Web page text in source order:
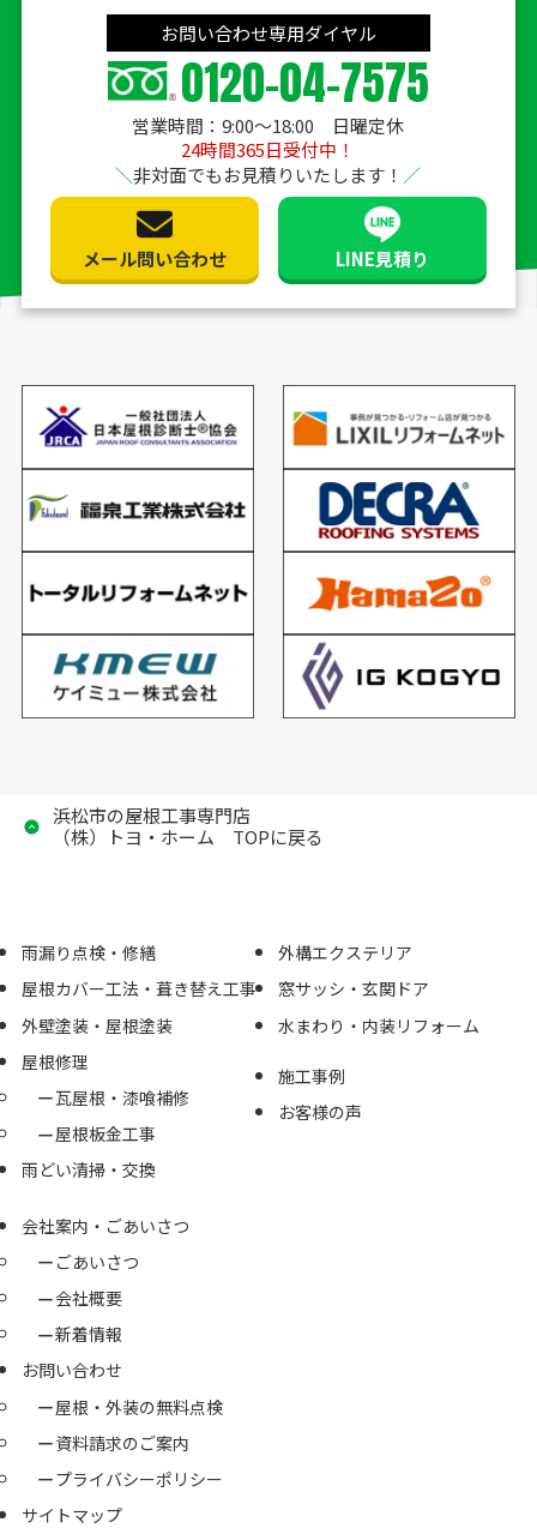
お問い合わせ専用ダイヤル
0120-04-7575
営業時間：9:00〜18:00 日曜定休
24時間365日受付中！
非対面でもお見積りいたします！
メール問い合わせ LINE見積り
浜松市の屋根工事専門店
（株）トヨ・ホーム TOPに戻る
雨漏り点検・修繕
屋根カバー工法・葺き替え工事
外壁塗装・屋根塗装
屋根修理
瓦屋根・漆喰補修
屋根板金工事
雨どい清掃・交換
外構エクステリア
窓サッシ・玄関ドア
水まわり・内装リフォーム
施工事例
お客様の声
会社案内・ごあいさつ
ごあいさつ
会社概要
新着情報
お問い合わせ
屋根・外装の無料点検
資料請求のご案内
プライバシーポリシー
サイトマップ